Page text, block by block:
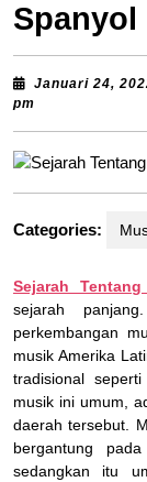
Spanyol
Januari 24,
pm
Categories:
Sejarah
sejarah
perkembangan
musik Amerika
tradisional
musik ini umum,
daerah tersebut.
bergantung
sedangkan itu